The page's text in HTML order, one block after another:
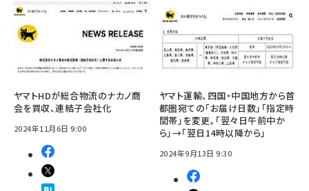
ヤマトHDが総合物流のナカノ商
会を買収、連結子会社化
2024年11月6日 9:00
ヤマト運輸、四国・中国地方から首
都圏宛ての「お届け日数」「指定時
間帯」を変更。「翌々日午前中か
ら」→「翌日14時以降から」
2024年9月13日 9:30